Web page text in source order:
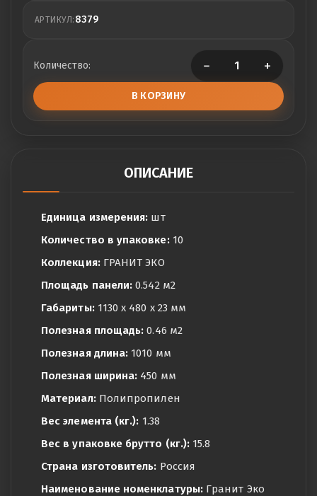
АРТИКУЛ: 8379
Количество: − +
В КОРЗИНУ
ОПИСАНИЕ
Единица измерения: шт
Количество в упаковке:10
Коллекция:ГРАНИТ ЭКО
Площадь панели: 0.542 м2
Габариты:1130 x 480 x 23 мм
Полезная площадь: 0.46 м2
Полезная длина: 1010 мм
Полезная ширина: 450 мм
Материал:Полипропилен
Вес элемента (кг.): 1.38
Вес в упаковке брутто (кг.): 15.8
Страна изготовитель: Россия
Наименование номенклатуры:Гранит Эко